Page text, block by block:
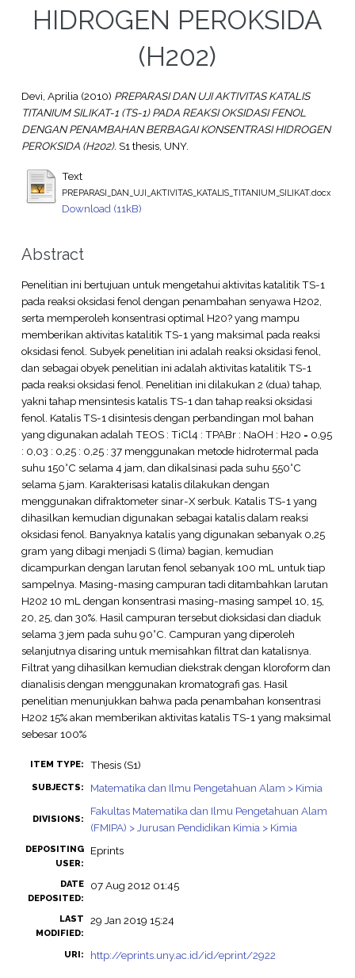
HIDROGEN PEROKSIDA
(H202)
Devi, Aprilia(2010) PREPARASI DAN UJI AKTIVITAS KATALIS
TITANIUM SILIKAT-1 (TS-1) PADA REAKSI OKSIDASI FENOL
DENGAN PENAMBAHAN BERBAGAI KONSENTRASI HIDROGEN
PEROKSIDA (H202). S1 thesis, UNY.
Text
PREPARASI_DAN_UJI_AKTIVITAS_KATALIS_TITANIUM_SILIKAT.docx
Download (11kB)
Abstract
Penelitian ini bertujuan untuk mengetahui aktivitas katalitik TS-1
pada reaksi oksidasi fenol dengan penambahan senyawa H202,
serta memperoleh konsentrasi optimal H20? yang mampu
memberikan aktivitas katalitik TS-1 yang maksimal pada reaksi
oksidasi fenol. Subyek penelitian ini adalah reaksi oksidasi fenol,
dan sebagai obyek penelitian ini adalah aktivitas katalitik TS-1
pada reaksi oksidasi fenol. Penelitian ini dilakukan 2 (dua) tahap,
yakni tahap mensintesis katalis TS-1 dan tahap reaksi oksidasi
fenol. Katalis TS-1 disintesis dengan perbandingan mol bahan
yang digunakan adalah TEOS : TiCl4 : TPABr : NaOH : H20 = 0,95
: 0,03 : 0,25 : 0,25 : 37 menggunakan metode hidrotermal pada
suhu 150°C selama 4 jam, dan dikalsinasi pada suhu 550°C
selama 5 jam. Karakterisasi katalis dilakukan dengan
menggunakan difraktometer sinar-X serbuk. Katalis TS-1 yang
dihasilkan kemudian digunakan sebagai katalis dalam reaksi
oksidasi fenol. Banyaknya katalis yang digunakan sebanyak 0,25
gram yang dibagi menjadi S (lima) bagian, kemudian
dicampurkan dengan larutan fenol sebanyak 100 mL untuk tiap
sampelnya. Masing-masing campuran tadi ditambahkan larutan
H202 10 mL dengan konsentrasi masing-masing sampel 10, 15,
20, 25, dan 30%. Hasil campuran tersebut dioksidasi dan diaduk
selama 3 jem pada suhu 90°C. Campuran yang diperoleh
selanjutnya disaring untuk memisahkan filtrat dan katalisnya.
Filtrat yang dihasilkan kemudian diekstrak dengan kloroform dan
dianalisis dengan menggunakan kromatografi gas. Hasil
penelitian menunjukkan bahwa pada penambahan konsentrasi
H202 15% akan memberikan aktivitas katalis TS-1 yang maksimal
sebesar 100%
ITEM TYPE: Thesis (S1)
SUBJECTS: Matematika dan Ilmu Pengetahuan Alam > Kimia
DIVISIONS:
Fakultas Matematika dan Ilmu Pengetahuan Alam
(FMIPA) > Jurusan Pendidikan Kimia > Kimia
DEPOSITING
USER:
Eprints
DATE
DEPOSITED:
07 Aug 2012 01:45
LAST
MODIFIED:
29 Jan 2019 15:24
URI: http://eprints.uny.ac.id/id/eprint/2922